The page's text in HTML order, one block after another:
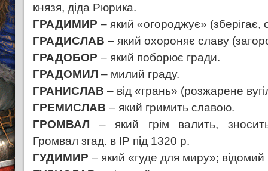
князя, діда Рюрика.
ГРАДИМИР – який «огороджує»
ГРАДИСЛАВ – який охороняє славу
ГРАДОБОР – який поборює гради.
ГРАДОМИЛ – милий граду.
ГРАНИСЛАВ – від «грань» (розжарене
ГРЕМИСЛАВ – який гримить славою.
ГРОМВАЛ – який грім валить,
Громвал згад. в ІР під 1320 р.
ГУДИМИР – який «гуде для миру»;